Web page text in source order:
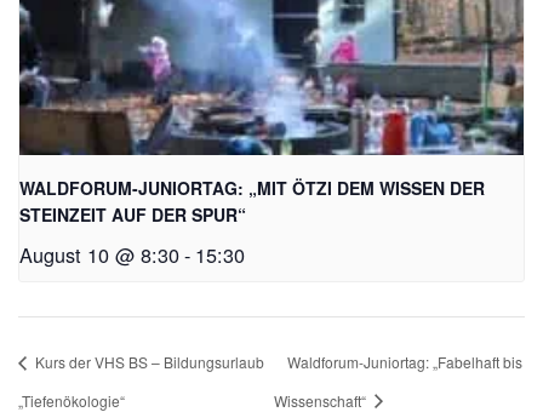
WALDFORUM-JUNIORTAG: „MIT ÖTZI DEM WISSEN DER
STEINZEIT AUF DER SPUR“
August 10 @ 8:30- 15:30
Kurs der VHS BS – Bildungsurlaub
„Tiefenökologie“
Waldforum-Juniortag: „Fabelhaft bis
Wissenschaft“